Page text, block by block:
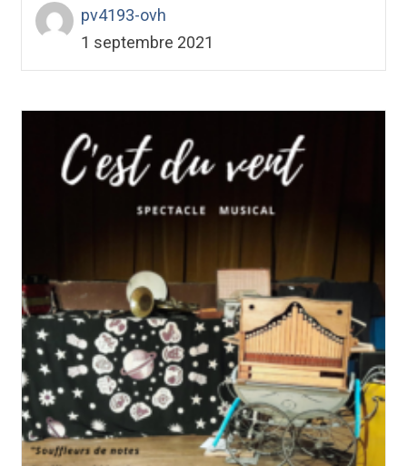
pv4193-ovh
1 septembre 2021